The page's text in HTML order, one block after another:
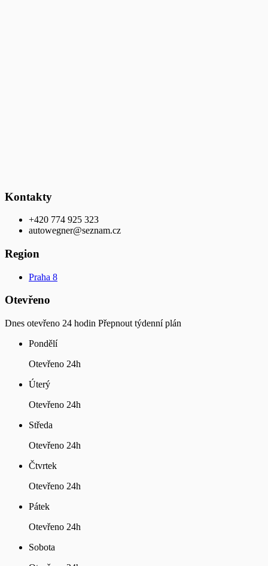
Kontakty
+420 774 925 323
autowegner@seznam.cz
Region
Praha 8
Otevřeno
Dnes otevřeno 24 hodin Přepnout týdenní plán
Pondělí
Otevřeno 24h
Úterý
Otevřeno 24h
Středa
Otevřeno 24h
Čtvrtek
Otevřeno 24h
Pátek
Otevřeno 24h
Sobota